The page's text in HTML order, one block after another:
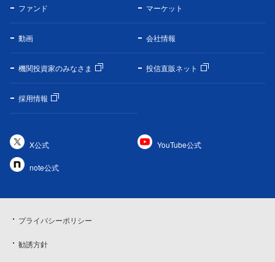
ファンド マーケット
動画 会社情報
機関投資家のみなさま 投信直販ネット
採用情報
X公式 YouTube公式
note公式
プライバシーポリシー
勧誘方針